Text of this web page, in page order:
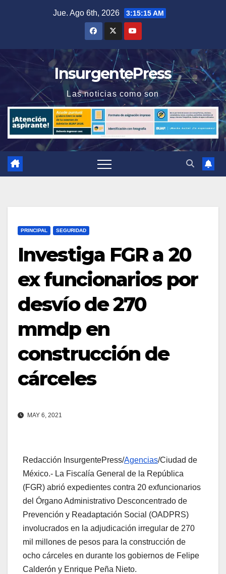
Jue. Ago 6th, 2026 3:15:16 AM
InsurgentePress
Las noticias como son
PRINCIPAL SEGURIDAD
Investiga FGR a 20
ex funcionarios por
desvío de 270
mmdp en
construcción de
cárceles
MAY 6, 2021
Redacción InsurgentePress/Agencias/Ciudad de
México.- La Fiscalía General de la República
(FGR) abrió expedientes contra 20 exfuncionarios
del Órgano Administrativo Desconcentrado de
Prevención y Readaptación Social (OADPRS)
involucrados en la adjudicación irregular de 270
mil millones de pesos para la construcción de
ocho cárceles en durante los gobiernos de Felipe
Calderón y Enrique Peña Nieto.